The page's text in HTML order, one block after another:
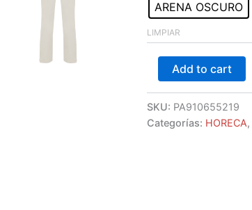
ARENA OSCURO
LIMPIAR
Add to cart
SKU: PA910655219
Categorías: HORECA,